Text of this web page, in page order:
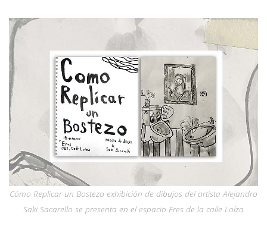
Cómo Replicar un Bostezo exhibición de dibujos del artista Alejandro
Saki Sacarello se presenta en el espacio Eres de la calle Loíza